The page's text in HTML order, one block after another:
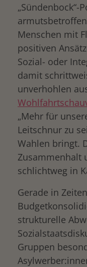
„Sündenbock“-
Menschen mit
positiven
Sozial- oder
damit
unverhohlen
„Mehr für
Leitschnur zu
Wahlen bringt.
Zusammenhalt
schlichtweg in
Gerade in
strukturelle
Gruppen